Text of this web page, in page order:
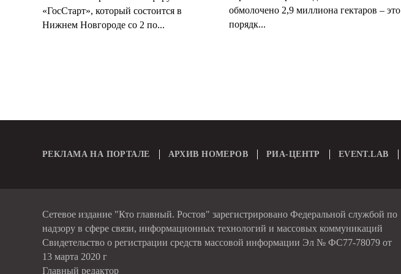
«ГосСтарт», который состоится в
Нижнем Новгороде со 2 по...
обмолочено 2,9 миллиона гектаров – это
порядк...
РЕКЛАМА НА ПОРТАЛЕ АРХИВ НОМЕРОВ РИА-ЦЕНТР EVENT.LAB
Сетевое издание "Кто главный. Ростов" зарегистрировано Федеральной службой по
надзору в сфере связи, информационных технологий и массовых коммуникаций
Свидетельство о регистрации средств массовой информации Эл № ФС77-78079 от
13 марта 2020 г
Главный редактор